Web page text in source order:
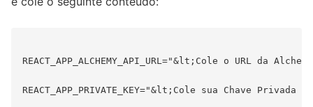
REACT_APP_ALCHEMY_API_URL="&lt;Cole o URL da
REACT_APP_PRIVATE_KEY="&lt;Cole sua Chave Privada